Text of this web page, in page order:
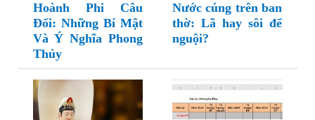
Hoành Phi Câu
Đối: Những Bí Mật
Và Ý Nghĩa Phong
Thủy
Nước cúng trên ban
thờ: Lã hay sôi để
nguội?